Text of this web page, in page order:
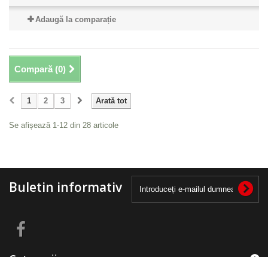
Adaugă la comparație
Compară (0)
Arată tot
1 2 3
Se afișează 1-12 din 28 articole
Buletin informativ